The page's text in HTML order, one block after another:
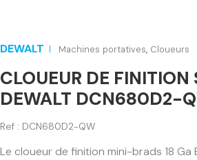
DEWALT Machines portatives, Cloueurs
CLOUEUR DE FINITION
DEWALT DCN680D2-
Ref : DCN680D2-QW
Le cloueur de finition mini-brads 18 Ga